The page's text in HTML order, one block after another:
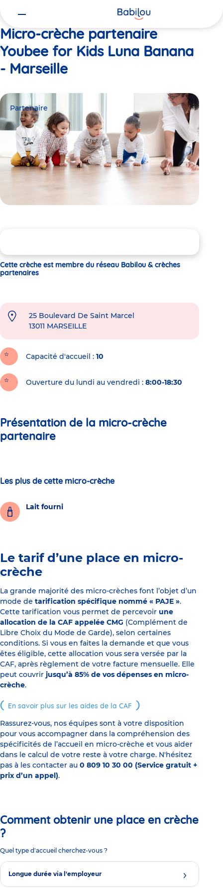
Micro-crèche partenaire
Youbee for Kids Luna Banana
- Marseille
Partenaire
Cette crèche est membre du réseau Babilou & crèches
partenaires
25 Boulevard De Saint Marcel
13011 MARSEILLE
Capacité d'accueil 10
Ouverture du lundi au vendredi : 8:00-18:30
Présentation de la micro-crèche
partenaire
Les plus de cette micro-crèche
Lait fourni
Le tarif d’une place en micro-
crèche
La grande majorité des micro-crèches font l’objet d’un
mode de tarification spécifique nommé « PAJE ».
Cette tarification vous permet de percevoir une
allocation de la CAF appelée CMG (Complément de
Libre Choix du Mode de Garde), selon certaines
conditions. Si vous en faites la demande et que vous
êtes éligible, cette allocation vous sera versée par la
CAF, après règlement de votre facture mensuelle. Elle
peut couvrir jusqu’à 85% de vos dépenses en micro-
crèche.
En savoir plus sur les aides de la CAF
Rassurez-vous, nos équipes sont à votre disposition
pour vous accompagner dans la compréhension des
spécificités de l’accueil en micro-crèche et vous aider
dans le calcul de votre reste à votre charge. N'hésitez
pas à les contacter au 0 809 10 30 00 (Service gratuit +
prix d’un appel).
Comment obtenir une place en crèche
?
Quel type d'accueil cherchez-vous ?
Longue durée via l'employeur